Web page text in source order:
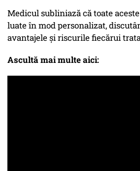
Medicul subliniază că toate
luate în mod personalizat,
avantajele și riscurile fiecărui
Ascultă mai multe aici: